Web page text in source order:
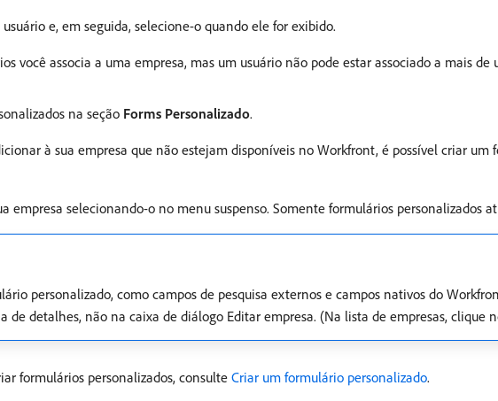
e, em seguida, selecione-o quando ele for exibido.
você associa a uma empresa, mas um usuário não pode estar associado a mais de
na seção Forms Personalizado.
à sua empresa que não estejam disponíveis no Workfront, é possível criar um
empresa selecionando-o no menu suspenso. Somente formulários personalizados
personalizado, como campos de pesquisa externos e campos nativos do
de detalhes, não na caixa de diálogo Editar empresa. (Na lista de empresas, clique
formulários personalizados, consulte Criar um formulário personalizado.